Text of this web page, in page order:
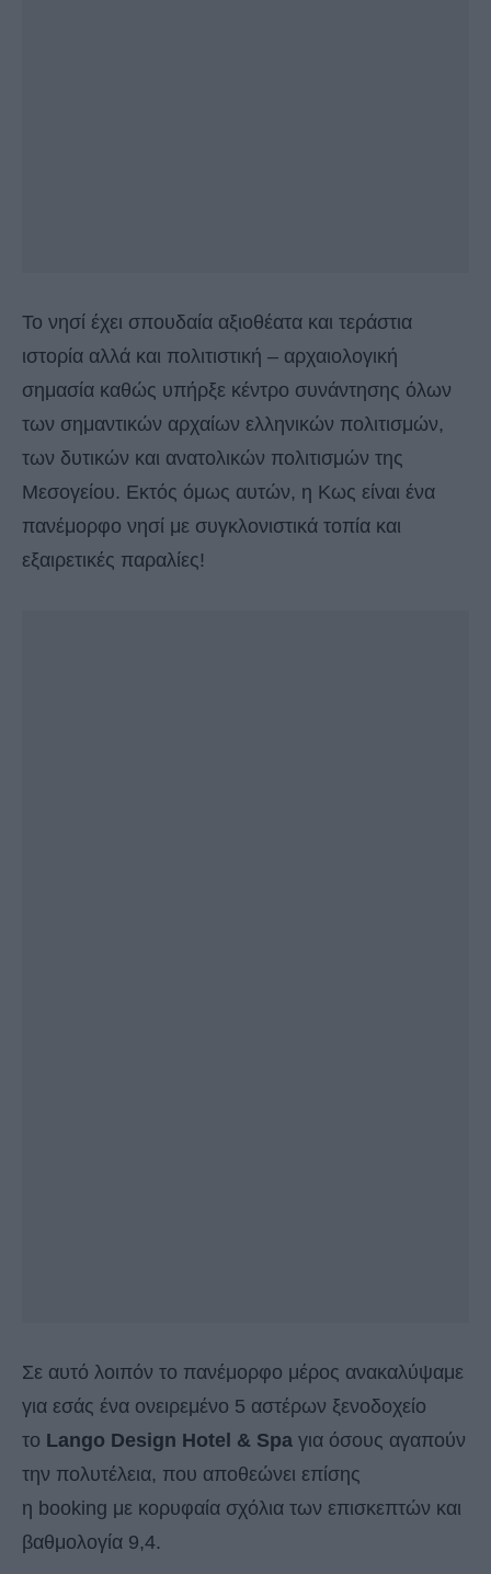
Το νησί έχει σπουδαία αξιοθέατα και τεράστια
ιστορία αλλά και πολιτιστική – αρχαιολογική
σημασία καθώς υπήρξε κέντρο συνάντησης όλων
των σημαντικών αρχαίων ελληνικών πολιτισμών,
των δυτικών και ανατολικών πολιτισμών της
Μεσογείου. Εκτός όμως αυτών, η Κως είναι ένα
πανέμορφο νησί με συγκλονιστικά τοπία και
εξαιρετικές παραλίες!
Σε αυτό λοιπόν το πανέμορφο μέρος ανακαλύψαμε
για εσάς ένα ονειρεμένο 5 αστέρων ξενοδοχείο
το Lango Design Hotel & Spa για όσους αγαπούν
την πολυτέλεια, που αποθεώνει επίσης
η booking με κορυφαία σχόλια των επισκεπτών και
βαθμολογία 9,4.